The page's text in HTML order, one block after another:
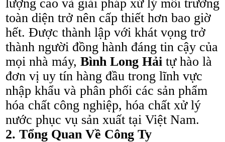
lượng cao và giải pháp xử lý môi trường
toàn diện trở nên cấp thiết hơn bao giờ
hết. Được thành lập với khát vọng trở
thành người đồng hành đáng tin cậy của
mọi nhà máy, Bình Long Hảitự hào là
đơn vị uy tín hàng đầu trong lĩnh vực
nhập khẩu và phân phối các sản phẩm
hóa chất công nghiệp, hóa chất xử lý
nước phục vụ sản xuất tại Việt Nam.
2. Tổng Quan Về Công Ty